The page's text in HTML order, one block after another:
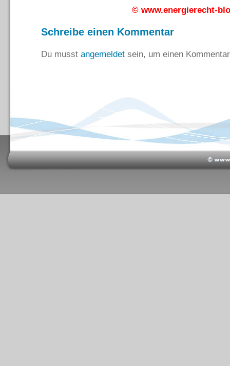
© www.energierecht-
Schreibe einen Kommentar
Du musst angemeldet sein, um einen